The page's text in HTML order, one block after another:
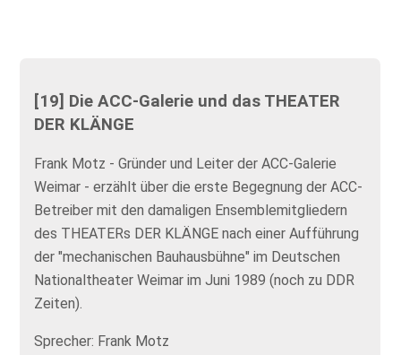
[19] Die ACC-Galerie und das THEATER
DER KLÄNGE
Frank Motz - Gründer und Leiter der ACC-Galerie
Weimar - erzählt über die erste Begegnung der ACC-
Betreiber mit den damaligen Ensemblemitgliedern
des THEATERs DER KLÄNGE nach einer Aufführung
der "mechanischen Bauhausbühne" im Deutschen
Nationaltheater Weimar im Juni 1989 (noch zu DDR
Zeiten).
Sprecher: Frank Motz